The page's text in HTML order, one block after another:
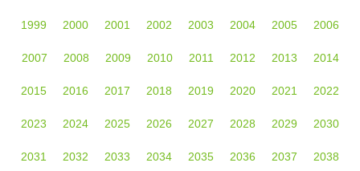
1999 2000 2001 2002 2003 2004 2005 2006
2007 2008 2009 2010 2011 2012 2013 2014
2015 2016 2017 2018 2019 2020 2021 2022
2023 2024 2025 2026 2027 2028 2029 2030
2031 2032 2033 2034 2035 2036 2037 2038